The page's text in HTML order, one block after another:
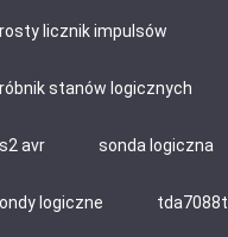
licznik impulsów
stanów logicznych
avr sonda logiczna
logiczne tda7088t